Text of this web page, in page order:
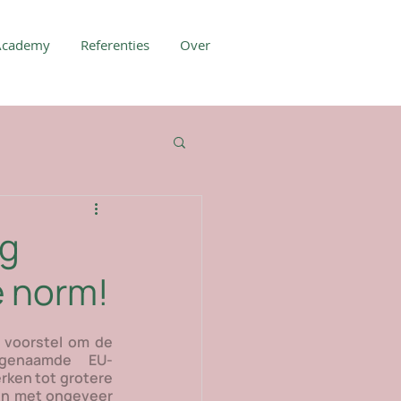
Referenties Over
norm!
voorstel om de
EU-
tot grotere
met ongeveer